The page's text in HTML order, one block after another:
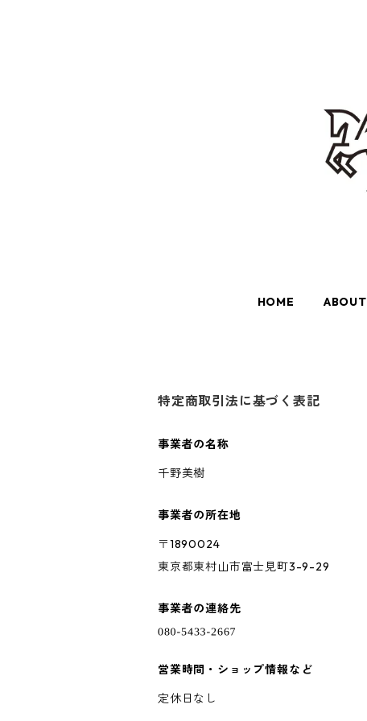
HOME ABOUT
特定商取引法に基づく表記
事業者の名称
千野美樹
事業者の所在地
〒1890024
東京都東村山市富士見町3-9-29
事業者の連絡先
営業時間・ショップ情報など
定休日なし